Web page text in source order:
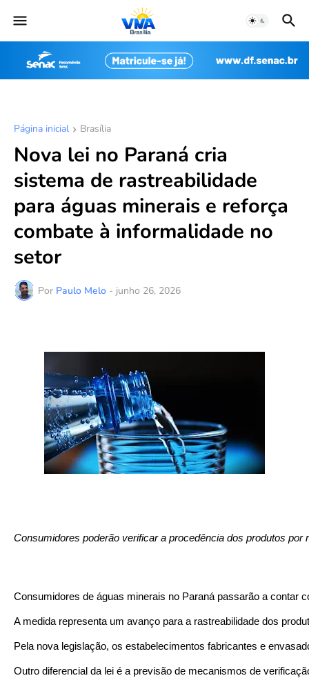
Página inicial Brasília
Nova lei no Paraná cria
sistema de rastreabilidade
para águas minerais e reforça
combate à informalidade no
setor
Por Paulo Melo - junho 26, 2026
Consumidores poderão verificar a procedência dos produtos
Consumidores de águas minerais no Paraná passarão a contar
A medida representa um avanço para a rastreabilidade dos
Pela nova legislação, os estabelecimentos fabricantes e
Outro diferencial da lei é a previsão de mecanismos de